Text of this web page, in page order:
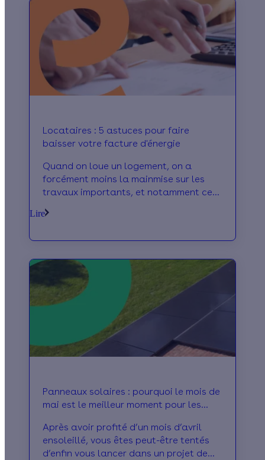
Locataires : 5 astuces pour faire
baisser votre facture d'énergie
Quand on loue un logement, on a
forcément moins la mainmise sur les
travaux importants, et notamment ceux
vous habitez dans un logement
sûrement avec des factures d’énergie
très élevées. Mais même sans
rénovation majeure de votre logement,
vous avez plusieurs moyens de faire vos
factures : on vous donne toutes nos
astuces !
Lire
Panneaux solaires : pourquoi le mois de
mai est le meilleur moment pour les
Après avoir profité d’un mois d’avril
ensoleillé, vous êtes peut-être tentés
d’enfin vous lancer dans un projet de